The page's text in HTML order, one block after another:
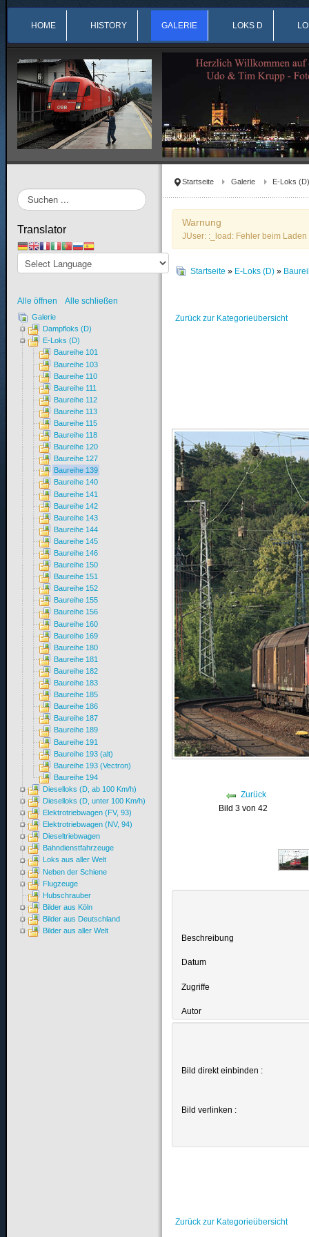
HOME HISTORY GALERIE LOKS D
Startseite Galerie E-Loks (D)
Warnung
JUser: :_load: Fehler beim
Startseite » E-Loks (D) »
Zurück zur Kategorieübersicht
Zurück
Bild 3 von 42
Beschreibung
Datum
Zugriffe
Autor
Bild direkt einbinden :
Bild verlinken :
Zurück zur Kategorieübersicht
Suchen
...
Translator
Alle öffnen Alle schließen
Galerie
Dampfloks (D)
E-Loks (D)
Baureihe 101
Baureihe 103
Baureihe 110
Baureihe 111
Baureihe 112
Baureihe 113
Baureihe 115
Baureihe 118
Baureihe 120
Baureihe 127
Baureihe 139
Baureihe 140
Baureihe 141
Baureihe 142
Baureihe 143
Baureihe 144
Baureihe 145
Baureihe 146
Baureihe 150
Baureihe 151
Baureihe 152
Baureihe 155
Baureihe 156
Baureihe 160
Baureihe 169
Baureihe 180
Baureihe 181
Baureihe 182
Baureihe 183
Baureihe 185
Baureihe 186
Baureihe 187
Baureihe 189
Baureihe 191
Baureihe 193 (alt)
Baureihe 193 (Vectron)
Baureihe 194
Dieselloks (D, ab 100 Km/h)
Dieselloks (D, unter 100 Km/h)
Elektrotriebwagen (FV, 93)
Elektrotriebwagen (NV, 94)
Dieseltriebwagen
Bahndienstfahrzeuge
Loks aus aller Welt
Neben der Schiene
Flugzeuge
Hubschrauber
Bilder aus Köln
Bilder aus Deutschland
Bilder aus aller Welt